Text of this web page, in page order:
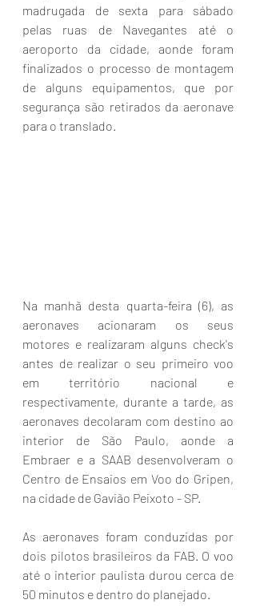
madrugada de sexta para sábado
pelas ruas de Navegantes até o
aeroporto da cidade, aonde foram
finalizados o processo de montagem
de alguns equipamentos, que por
segurança são retirados da aeronave
para o translado.
Na manhã desta quarta-feira (6), as
aeronaves acionaram os seus
motores e realizaram alguns check's
antes de realizar o seu primeiro voo
em território nacional e
respectivamente, durante a tarde, as
aeronaves decolaram com destino ao
interior de São Paulo, aonde a
Embraer e a SAAB desenvolveram o
Centro de Ensaios em Voo do Gripen,
na cidade de Gavião Peixoto - SP.
As aeronaves foram conduzidas por
dois pilotos brasileiros da FAB. O voo
até o interior paulista durou cerca de
50 minutos e dentro do planejado.